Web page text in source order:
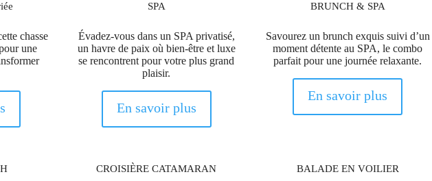
chasse
une
SPA
Évadez-vous dans un SPA privatisé,
un havre de paix où bien-être et luxe
se rencontrent pour votre plus grand
plaisir.
En savoir plus
BRUNCH & SPA
Savourez un brunch exquis suivi d’un
moment détente au SPA, le combo
parfait pour une journée relaxante.
En savoir plus
CROISIÈRE CATAMARAN BALADE EN VOILIER